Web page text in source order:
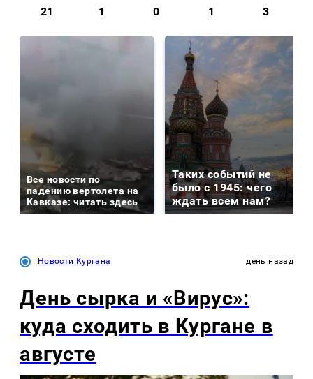
21 1 0 1 3
Все новости по
падению вертолета на
Кавказе: читать здесь
Таких событий не
было с 1945: чего
ждать всем нам?
Новости Кургана день назад
День сырка и «Вирус»:
куда сходить в Кургане в
августе